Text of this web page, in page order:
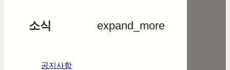
소식 expand_more
공지사항